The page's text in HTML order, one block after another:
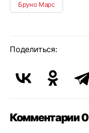
Бруно Марс
Поделиться:
Комментарии 0